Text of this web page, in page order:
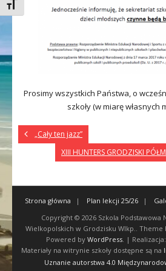
Toggle Font size
Prosimy wszystkich Państwa, o
szkoły (w miarę własnych
„Cały ten jazz”
XIII HUNTERS GRODZISKI
Strona główna Plan lekcji 25/26
Copyright © 2026 Szkola Podstawowa
Wielkopolskich w Grodzisku Wlkp.
. Theme
Powered by WordPress . |
Materiały na witrynie szkoły dostępne są na
Uznanie autorstwa 4.0